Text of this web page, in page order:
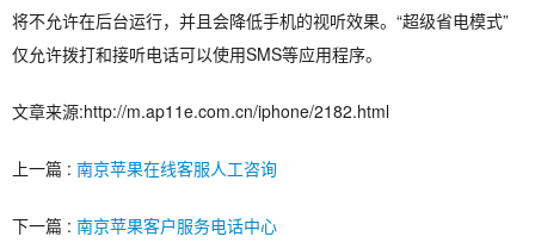
将不允许在后台运行，并且会降低手机的视听效果。“超级省电模式”
仅允许拨打和接听电话可以使用SMS等应用程序。
文章来源:http://m.ap11e.com.cn/iphone/2182.html
上一篇 : 南京苹果在线客服人工咨询
下一篇 : 南京苹果客户服务电话中心